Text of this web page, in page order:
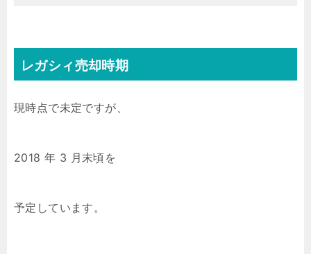
レガシィ売却時期
現時点で未定ですが、
2018 年 3 月末頃を
予定しています。